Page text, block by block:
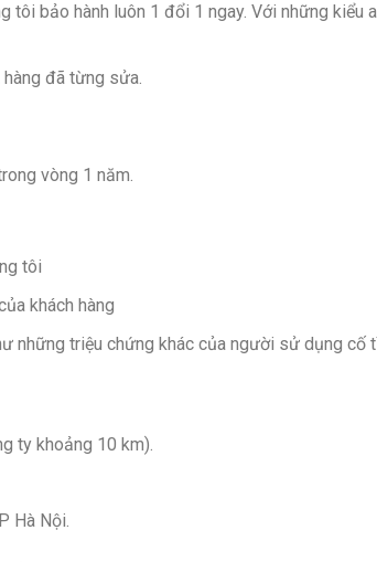
tôi bảo hành luôn 1 đổi 1 ngay. Với những kiểu
đã từng sửa.
vòng 1 năm.
tôi
khách hàng
những triệu chứng khác của người sử dụng cố
ty khoảng 10 km).
Hà Nội.